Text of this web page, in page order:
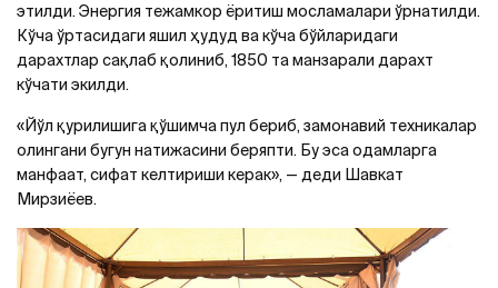
этилди. Энергия тежамкор ёритиш мосламалари ўрнатилди.
Кўча ўртасидаги яшил ҳудуд ва кўча бўйларидаги
дарахтлар сақлаб қолиниб, 1850 та манзарали дарахт
кўчати экилди.
«Йўл қурилишига қўшимча пул бериб, замонавий техникалар
олингани бугун натижасини беряпти. Бу эса одамларга
манфаат, сифат келтириши керак», — деди Шавкат
Мирзиёев.